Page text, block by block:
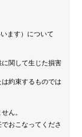
ます）について
関して生じた損害
約束するものでは
ん。
おこなってくださ